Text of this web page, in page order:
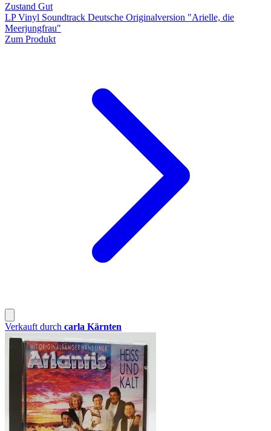
Zustand Gut
LP Vinyl Soundtrack Deutsche Originalversion "Arielle, die
Meerjungfrau"
Zum Produkt
Verkauft durch carla Kärnten